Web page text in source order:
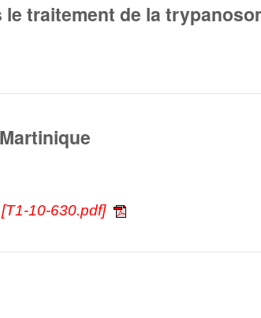
traitement de la
[T1-10-630.pdf]